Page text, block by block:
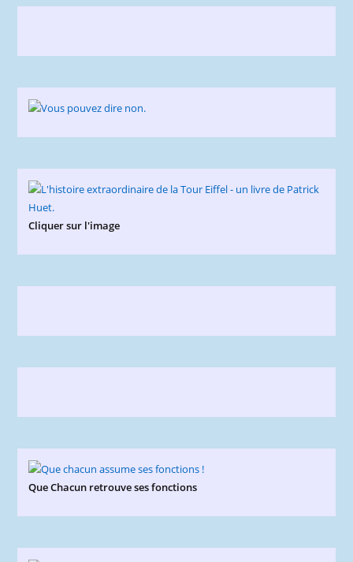
Cliquer sur l'image
Que Chacun retrouve ses fonctions